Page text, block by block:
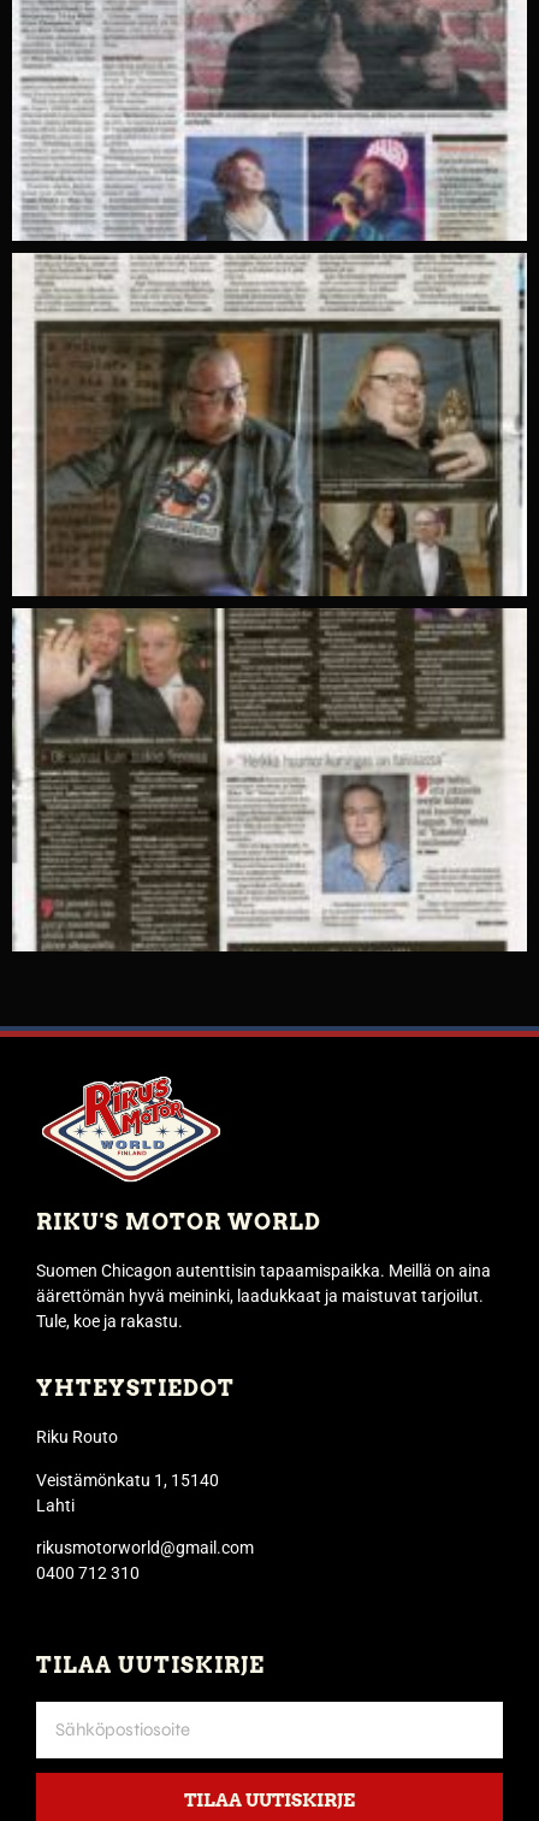
RIKU'S MOTOR WORLD
Suomen Chicagon autenttisin tapaamispaikka. Meillä on aina
äärettömän hyvä meininki, laadukkaat ja maistuvat tarjoilut.
Tule, koe ja rakastu.
YHTEYSTIEDOT
Riku Routo
Veistämönkatu 1, 15140
Lahti
rikusmotorworld@gmail.com
0400 712 310
TILAA UUTISKIRJE
TILAA UUTISKIRJE